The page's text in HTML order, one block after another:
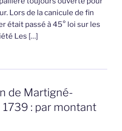
Lors de la canicule de fin
était passé à 45° loi sur les
Les […]
de Martigné-
1739 : par montant